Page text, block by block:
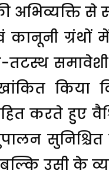
अभिव्यक्ति से
कानूनी ग्रंथों
किया
करते हुए
उसी के